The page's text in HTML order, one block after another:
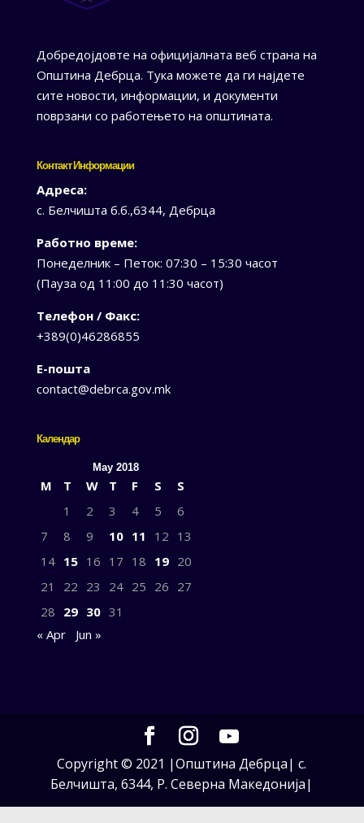
Добредојдовте на официјалната веб страна на
Општина Дебрца. Тука можете да ги најдете
сите новости, информации, и документи
поврзани со работењето на општината.
Контакт Информации
Адреса:
с. Белчишта б.б.,6344, Дебрца
Работно време:
Понеделник – Петок: 07:30 – 15:30 часот
(Пауза од 11:00 до 11:30 часот)
Телефон / Факс:
+389(0)46286855
Е-пошта
contact@debrca.gov.mk
Календар
May 2018
M T W T F S
S
1
2 3 4 5
6
7
8 9 10 11 12 13
14 15 16 17 18 19 20
21
22 23 24 25 26 27
28 29 30 31
« Apr
Jun »
Copyright © 2021 |Општина Дебрца| с.
Белчишта, 6344, Р. Северна Македонија|